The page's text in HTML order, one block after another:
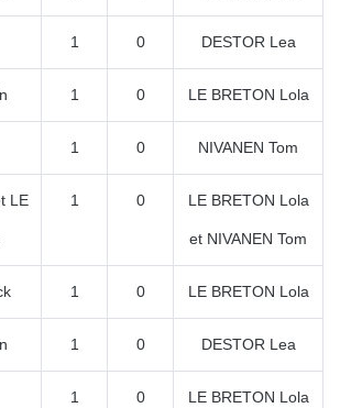
1 0 DESTOR Lea
1 0 LE BRETON Lola
1 0 NIVANEN Tom
LE 1 0 LE BRETON Lola
et NIVANEN Tom
1 0 LE BRETON Lola
1 0 DESTOR Lea
1 0 LE BRETON Lola